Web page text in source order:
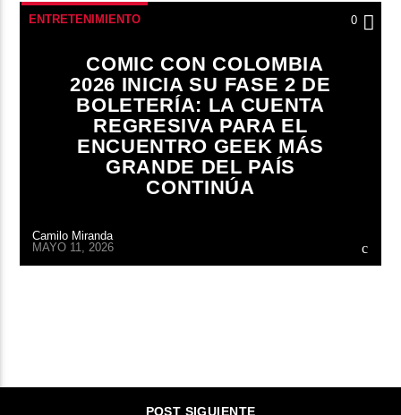
ENTRETENIMIENTO 0
COMIC CON COLOMBIA
2026 INICIA SU FASE 2 DE
BOLETERÍA: LA CUENTA
REGRESIVA PARA EL
ENCUENTRO GEEK MÁS
GRANDE DEL PAÍS
CONTINÚA
Camilo Miranda
MAYO 11, 2026
POST SIGUIENTE